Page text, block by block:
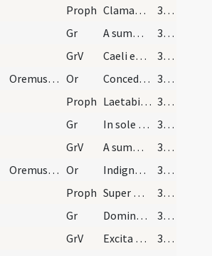
Proph Clamabunt filii Israel ad Dominum a facie tribulantis
32 (6v)
Gr A summo caelo egressio eius
33 (7r)
GrV Caeli enarrant gloriam Dei
33 (7r)
Oremus. Flectamus genua. Or Concede quaesumus omnipotens Deus ut qui sub peccati iugo
33 (7r)
Proph Laetabitur deserta et invia
33 (7r)
Gr In sole posuit tabernaculum suum
33 (7r)
GrV A summo caelo egressio eius
33 (7r)
Oremus. Flectamus genua. Or Indignos nos quaesumus Domine famulos tuos
33 (7r)
Proph Super montem excelsum ascende tu
33 (7r)
Gr Domine Deus virtutum converte nos
34 (7v)
GrV Excita Domine potentiam tuam
34 (7v)